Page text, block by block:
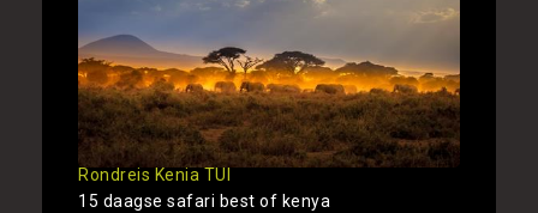
Rondreis Kenia TUI
15 daagse safari best of kenya